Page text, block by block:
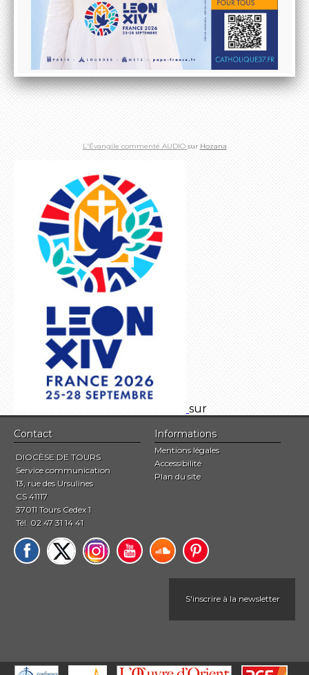
L'Évangile commenté AUDIO sur Hozana
sur
Contact
DIOCÈSE DE TOURS
Service communication
13, rue des Ursulines
CS 41117
37011 Tours Cedex 1
Tél. 02 47 31 14 41
Informations
Mentions légales
Accessibilité
Plan du site
S'inscrire à la newsletter